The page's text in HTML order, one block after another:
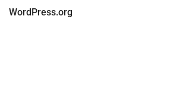
WordPress.org